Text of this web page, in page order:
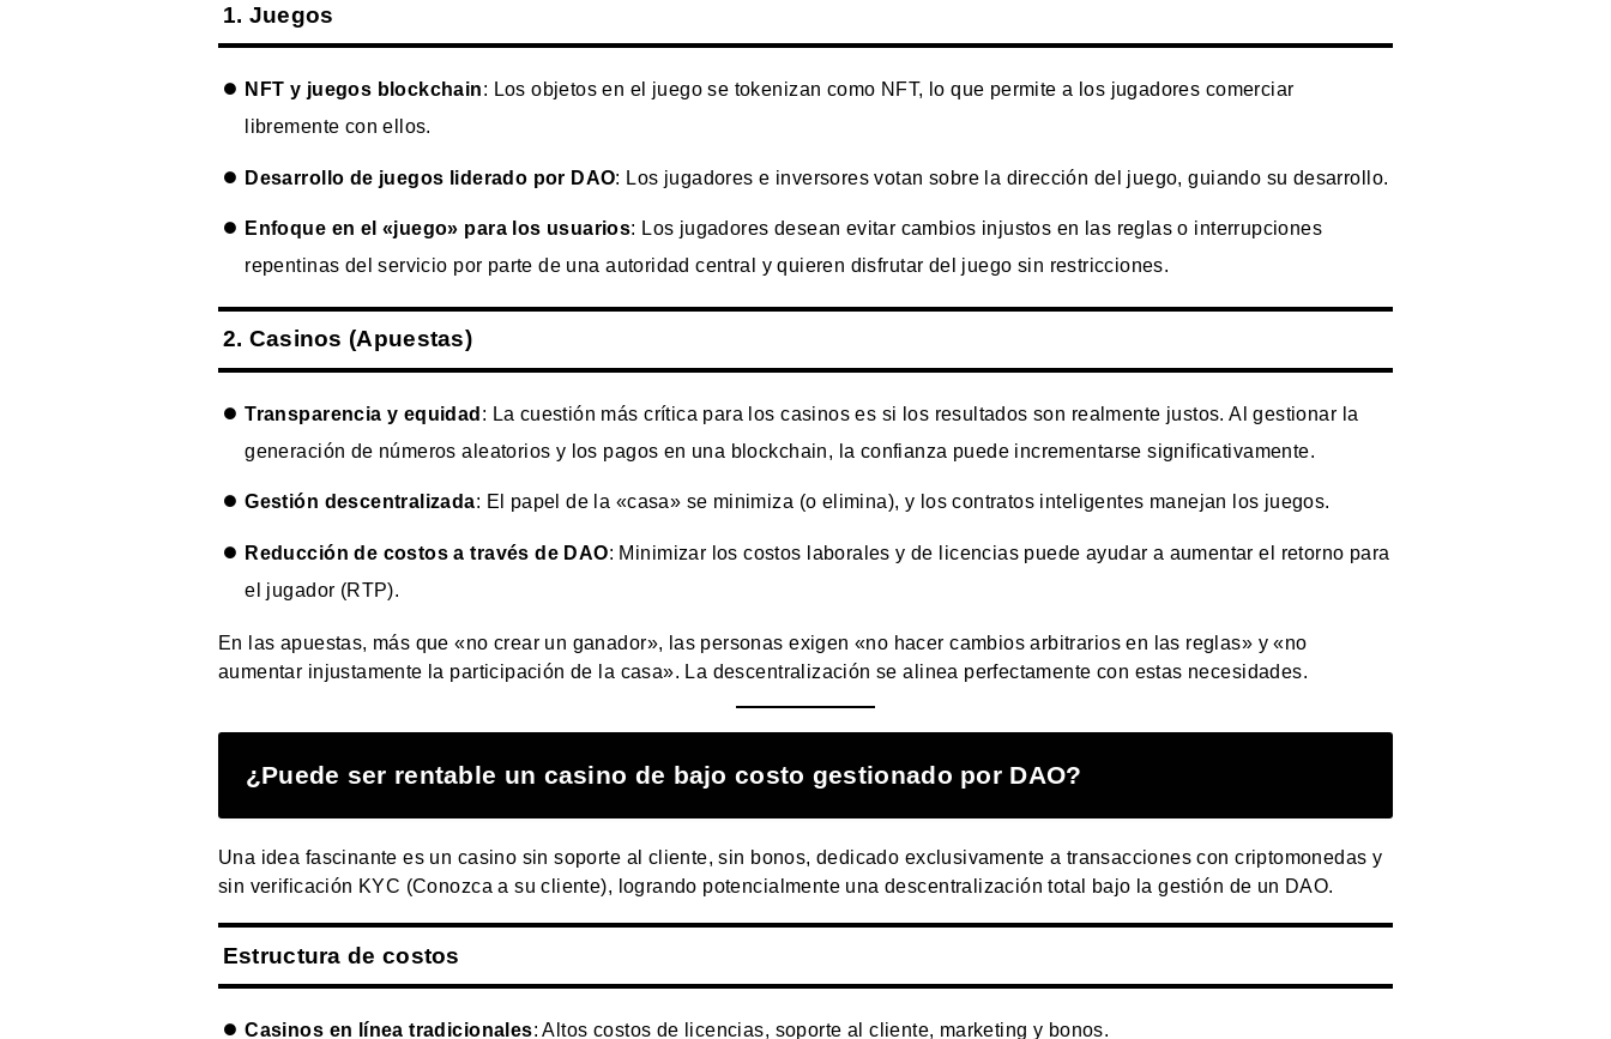
1. Juegos
NFT y juegos blockchain: Los objetos en el juego se tokenizan como NFT, lo que permite a los jugadores comerciar
libremente con ellos.
Desarrollo de juegos liderado por DAO: Los jugadores e inversores votan sobre la dirección del juego, guiando su desarrollo.
Enfoque en el «juego» para los usuarios: Los jugadores desean evitar cambios injustos en las reglas o interrupciones
repentinas del servicio por parte de una autoridad central y quieren disfrutar del juego sin restricciones.
2. Casinos (Apuestas)
Transparencia y equidad: La cuestión más crítica para los casinos es si los resultados son realmente justos. Al gestionar la
generación de números aleatorios y los pagos en una blockchain, la confianza puede incrementarse significativamente.
Gestión descentralizada: El papel de la «casa» se minimiza (o elimina), y los contratos inteligentes manejan los juegos.
Reducción de costos a través de DAO: Minimizar los costos laborales y de licencias puede ayudar a aumentar el retorno para
el jugador (RTP).
En las apuestas, más que «no crear un ganador», las personas exigen «no hacer cambios arbitrarios en las reglas» y «no
aumentar injustamente la participación de la casa». La descentralización se alinea perfectamente con estas necesidades.
¿Puede ser rentable un casino de bajo costo gestionado por DAO?
Una idea fascinante es un casino sin soporte al cliente, sin bonos, dedicado exclusivamente a transacciones con criptomonedas y
sin verificación KYC (Conozca a su cliente), logrando potencialmente una descentralización total bajo la gestión de un DAO.
Estructura de costos
Casinos en línea tradicionales: Altos costos de licencias, soporte al cliente, marketing y bonos.